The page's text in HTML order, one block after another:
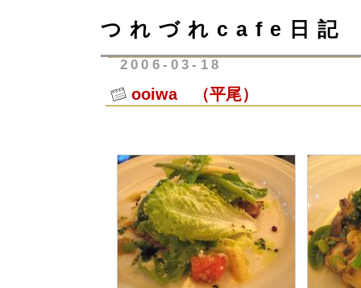
つれづれcafe日記
2006-03-18
ooiwa （平尾）